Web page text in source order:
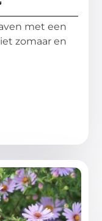
met een
zomaar en